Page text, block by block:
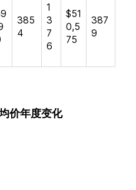
385
4
1
3
7
6
$51
0,5
75
387
9
价年度变化